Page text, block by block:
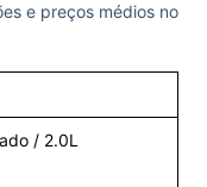
e preços médios no
/ 2.0L